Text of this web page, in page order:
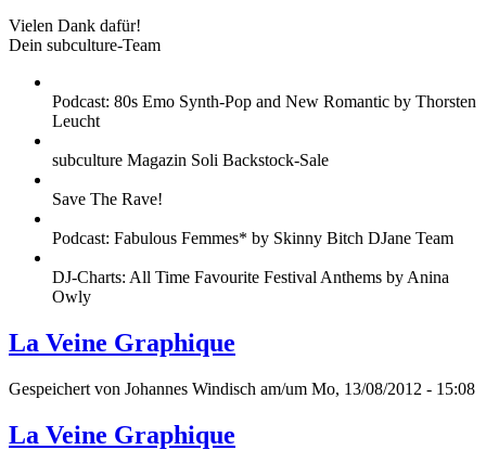
Vielen Dank dafür!
Dein subculture-Team
Podcast: 80s Emo Synth-Pop and New Romantic by Thorsten
Leucht
subculture Magazin Soli Backstock-Sale
Save The Rave!
Podcast: Fabulous Femmes* by Skinny Bitch DJane Team
DJ-Charts: All Time Favourite Festival Anthems by Anina
Owly
La Veine Graphique
Gespeichert von Johannes Windisch am/um Mo, 13/08/2012 - 15:08
La Veine Graphique